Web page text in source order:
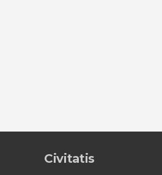
Civitatis